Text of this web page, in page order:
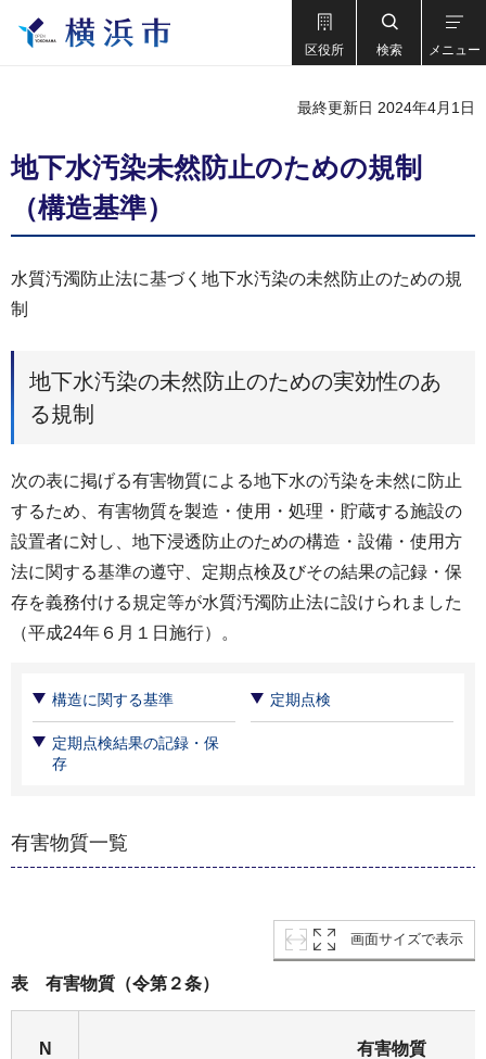
区役所 検索 メニュー
最終更新日 2024年4月1日
地下水汚染未然防止のための規制
（構造基準）
水質汚濁防止法に基づく地下水汚染の未然防止のための規
制
地下水汚染の未然防止のための実効性のあ
る規制
次の表に掲げる有害物質による地下水の汚染を未然に防止
するため、有害物質を製造・使用・処理・貯蔵する施設の
設置者に対し、地下浸透防止のための構造・設備・使用方
法に関する基準の遵守、定期点検及びその結果の記録・保
存を義務付ける規定等が水質汚濁防止法に設けられました
（平成24年６月１日施行）。
構造に関する基準 定期点検
定期点検結果の記録・保
存
有害物質一覧
画面サイズで表示
表 有害物質（令第２条）
N
有害物質